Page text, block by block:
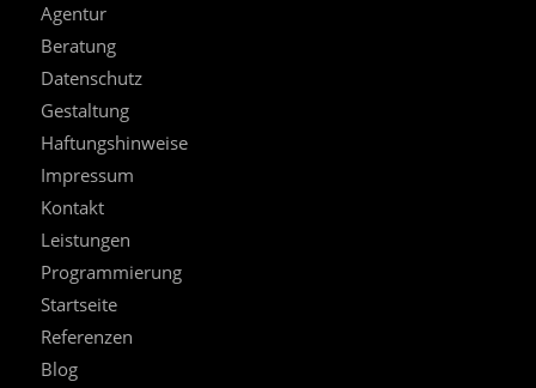
Agentur
Beratung
Datenschutz
Gestaltung
Haftungshinweise
Impressum
Kontakt
Leistungen
Programmierung
Startseite
Referenzen
Blog